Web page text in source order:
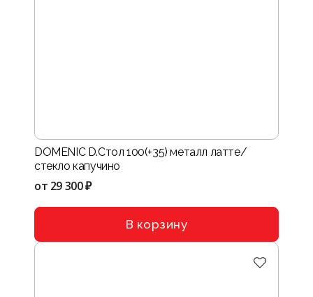
DOMENIC D.Стол 100(+35) металл латте/
стекло капучино
от 29 300 ₽
В корзину